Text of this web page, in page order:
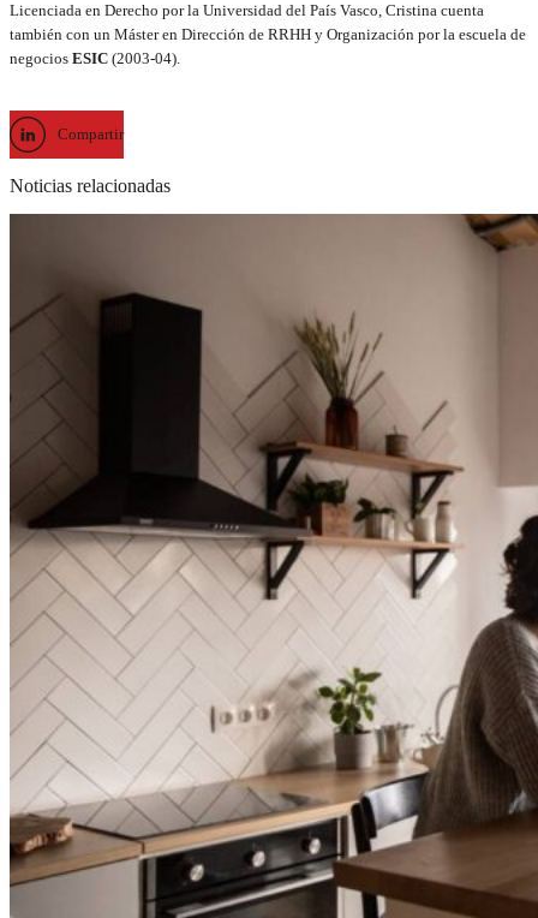
Licenciada en Derecho por la Universidad del País Vasco, Cristina cuenta
también con un Máster en Dirección de RRHH y Organización por la escuela de
negocios ESIC (2003-04).
Compartir
Noticias relacionadas